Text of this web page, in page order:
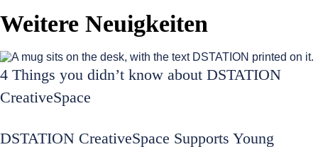
Weitere Neuigkeiten
4 Things you didn’t know about DSTATION
CreativeSpace
DSTATION CreativeSpace Supports Young